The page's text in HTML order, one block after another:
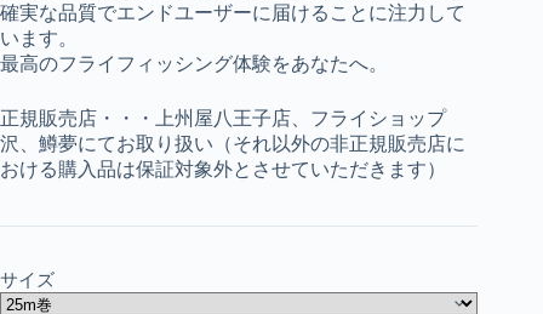
確実な品質でエンドユーザーに届けることに注力して
います。
最高のフライフィッシング体験をあなたへ。
正規販売店・・・上州屋八王子店、フライショップ
沢、鱒夢にてお取り扱い（それ以外の非正規販売店に
おける購入品は保証対象外とさせていただきます）
サイズ